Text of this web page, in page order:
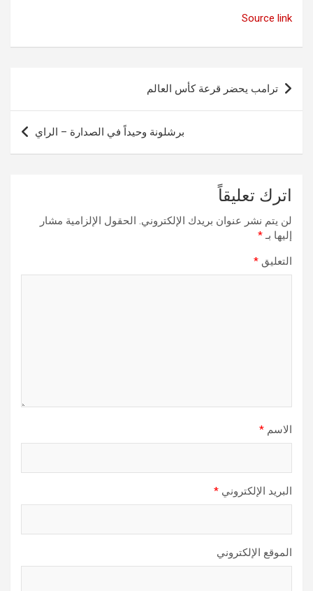
Source link
تصفّح
المقالات
ترامب يحضر قرعة كأس العالم
برشلونة وحيداً في الصدارة – الراي
اترك تعليقاً
لن يتم نشر عنوان بريدك الإلكتروني. الحقول الإلزامية مشار
إليها بـ*
التعليق *
الاسم *
البريد الإلكتروني *
الموقع الإلكتروني